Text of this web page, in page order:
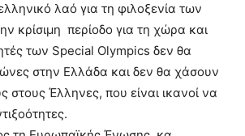
λαό για τη φιλοξενία των
κρίσιμη περίοδο για τη χώρα και
των Special Olympics δεν θα
στην Ελλάδα και δεν θα χάσουν
στους Έλληνες, που είναι ικανοί να